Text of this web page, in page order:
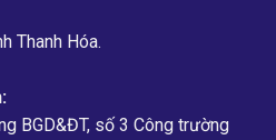
Thanh Hóa.
BGD&ĐT, số 3 Công trường